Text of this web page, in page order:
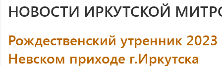
НОВОСТИ ИРКУТСКОЙ
Рождественский утренник
Невском приходе г.Иркутска